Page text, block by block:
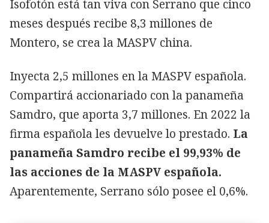
Isofotón está tan viva con Serrano que cinco
meses después recibe 8,3 millones de
Montero, se crea la MASPV china.
Inyecta 2,5 millones en la MASPV española.
Compartirá accionariado con la panameña
Samdro, que aporta 3,7 millones. En 2022 la
firma española les devuelve lo prestado. La
panameña Samdro recibe el 99,93% de
las acciones de la MASPV española.
Aparentemente, Serrano sólo posee el 0,6%.